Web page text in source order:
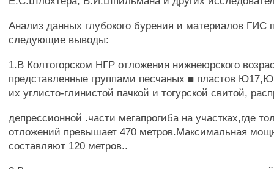
Анализ данных глубокого бурения и материалов ГИС
следующие выводы:
1.В Колтогорском НГР отложения нижнеюрского
представленные группами песчаных ■ пластов
их углисто-глинистой пачкой и тогурской свитой,
депрессионной .части мегапрогиба на участках,где
отложений превышает 470 метров.Максимальная
составляют 120 метров..